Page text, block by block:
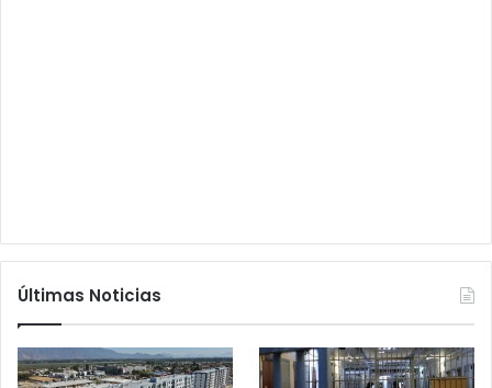
Últimas Noticias